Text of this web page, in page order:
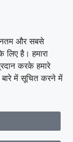
और सबसे
लिए है। हमारा
करके हमारे
बारे में सूचित करने में